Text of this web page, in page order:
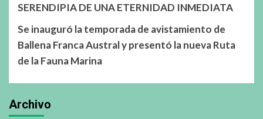
SERENDIPIA DE UNA ETERNIDAD INMEDIATA
Se inauguró la temporada de avistamiento de
Ballena Franca Austral y presentó la nueva Ruta
de la Fauna Marina
Archivo